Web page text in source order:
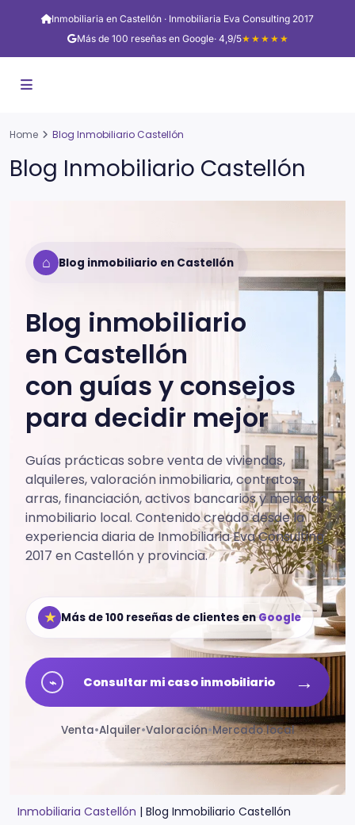
Inmobiliaria en Castellón · Inmobiliaria Eva Consulting 2017
Más de 100 reseñas en Google· 4,9/5★★★★★
Home Blog Inmobiliario Castellón
Blog Inmobiliario Castellón
⌂ Blog inmobiliario en Castellón
Blog inmobiliario
en Castellón
con guías y consejos
para decidir mejor
Guías prácticas sobre venta de viviendas,
alquileres, valoración inmobiliaria, contratos,
arras, financiación, activos bancarios y mercado
inmobiliario local. Contenido creado desde la
experiencia diaria de Inmobiliaria Eva Consulting
2017 en Castellón y provincia.
★ Más de 100 reseñas de clientes enGoogle
⌁ Consultar mi caso inmobiliario →
Venta•Alquiler•Valoración•Mercado local
Inmobiliaria Castellón | Blog Inmobiliario Castellón